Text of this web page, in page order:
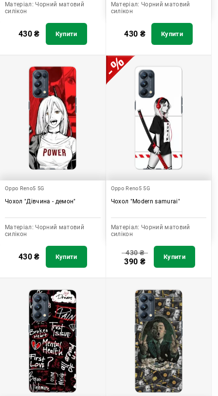
Матеріал: Чорний матовий
силікон
430₴ Купити
Матеріал: Чорний матовий
силікон
430 ₴ Купити
Oppo Reno5 5G
Чохол "Дівчина - демон"
Матеріал: Чорний матовий
силікон
430₴ Купити
Oppo Reno5 5G
Чохол "Modern samurai"
Матеріал: Чорний матовий
силікон
430₴
390 ₴ Купити